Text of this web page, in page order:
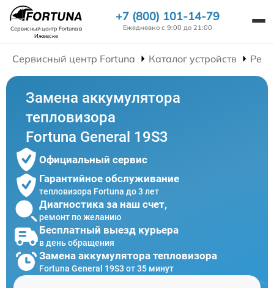
Сервисный центр Fortunaв
Ижевске
+7 (800) 101-14-79
Ежедневно с 9:00 до 21:00
Сервисный центр Fortuna Каталог устройств
Замена аккумулятора
тепловизора
Fortuna General 19S3
Официальный сервис
Гарантийное обслуживание
тепловизора Fortuna до 3 лет
Диагностика за наш счет,
ремонт по желанию
Бесплатный выезд курьера
в день обращения
Замена аккумулятора тепловизора
Fortuna General 19S3 от 35 минут